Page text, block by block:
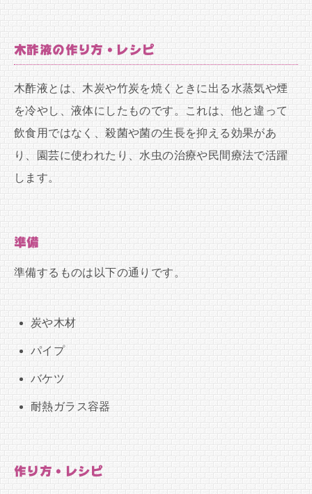
木酢液の作り方・レシピ
木酢液とは、木炭や竹炭を焼くときに出る水蒸気や煙
を冷やし、液体にしたものです。これは、他と違って
飲食用ではなく、殺菌や菌の生長を抑える効果があ
り、園芸に使われたり、水虫の治療や民間療法で活躍
します。
準備
準備するものは以下の通りです。
炭や木材
パイプ
バケツ
耐熱ガラス容器
作り方・レシピ